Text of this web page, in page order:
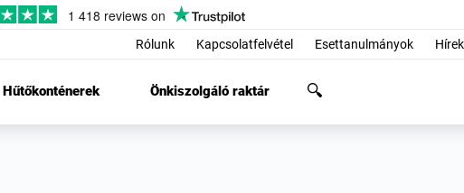
Rólunk Kapcsolatfelvétel Esettanulmányok
Hűtőkonténerek Önkiszolgáló raktár